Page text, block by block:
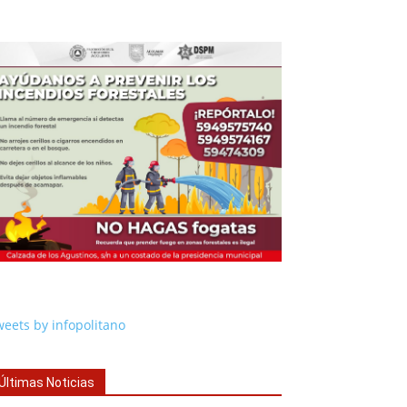
by infopolitano
Noticias